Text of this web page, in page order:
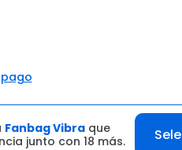
Fanbag Vibraque
junto con 18 más.